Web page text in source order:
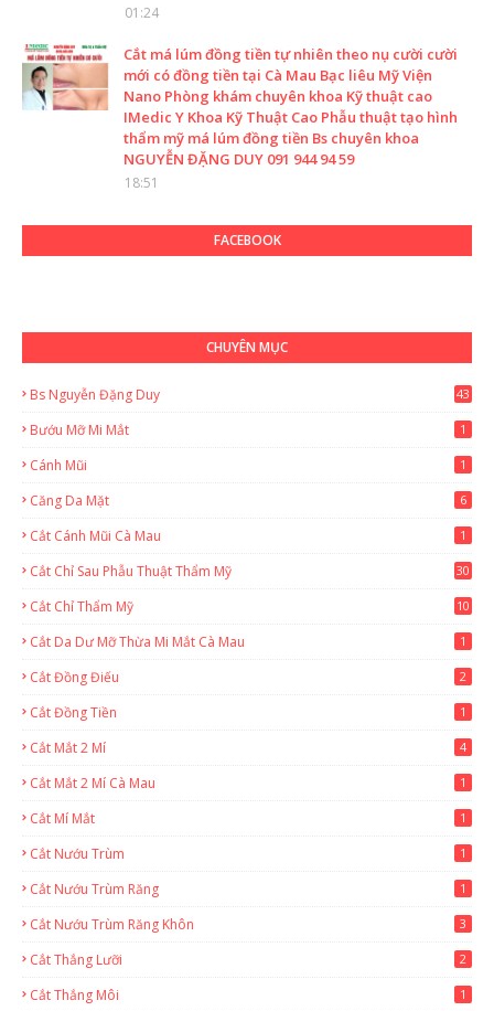
01:24
Cắt má lúm đồng tiền tự nhiên theo nụ cười cười
mới có đồng tiền tại Cà Mau Bạc liêu Mỹ Viện
Nano Phòng khám chuyên khoa Kỹ thuật cao
IMedic Y Khoa Kỹ Thuật Cao Phẫu thuật tạo hình
thẩm mỹ má lúm đồng tiền Bs chuyên khoa
NGUYỄN ĐẶNG DUY 091 944 94 59
18:51
FACEBOOK
CHUYÊN MỤC
Bs Nguyễn Đặng Duy
43
Bướu Mỡ Mi Mắt 1
Cánh Mũi 1
Căng Da Mặt 6
Cắt Cánh Mũi Cà Mau 1
Cắt Chỉ Sau Phẫu Thuật Thẩm Mỹ 30
Cắt Chỉ Thẩm Mỹ 10
Cắt Da Dư Mỡ Thừa Mi Mắt Cà Mau 1
Cắt Đồng Điếu 2
Cắt Đồng Tiền 1
Cắt Mắt 2 Mí 4
Cắt Mắt 2 Mí Cà Mau 1
Cắt Mí Mắt 1
Cắt Nướu Trùm 1
Cắt Nướu Trùm Răng 1
Cắt Nướu Trùm Răng Khôn 3
Cắt Thắng Lưỡi 2
Cắt Thắng Môi 1